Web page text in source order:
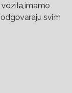
svim